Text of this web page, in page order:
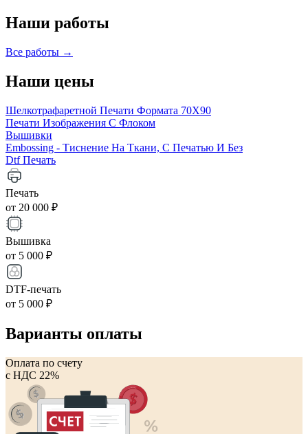
Наши работы
Все работы →
Наши цены
Шелкотрафаретной Печати Формата 70Х90
Печати Изображения С Флоком
Вышивки
Embossing - Тиснение На Ткани, С Печатью И Без
Dtf Печать
Печать
от 20 000 ₽
Вышивка
от 5 000 ₽
DTF-печать
от 5 000 ₽
Варианты оплаты
Оплата по счету
с НДС 22%